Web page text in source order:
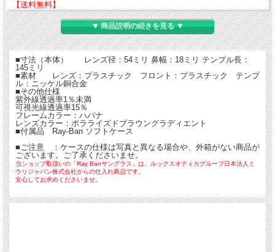
【送料無料】
▼ 商品説明の続きを見る ▼
■寸法（本体） レンズ径：54ミリ 鼻幅：18ミリ テンプル長：
145ミリ
■素材 レンズ：プラスチック フロント：プラスチック テンプ
ル：ニッケル銅合金
■その他仕様
紫外線透過率1％未満
可視光線透過率15％
フレームカラー：ハバナ
レンズカラー：ポラライズドブラウングラディエント
■付属品 Ray-Ban ソフトケース
■ご注意 ：ケースの仕様は写真と異なる場合や、外箱がない商品が
ございます。ご了承くださいませ。
当ショップ取扱いの「Ray Banサングラス」は、ルックスオティカグループ日本法人ミ
ラリジャパン株式会社からの仕入れ商品です。
安心してお求めくださいませ。